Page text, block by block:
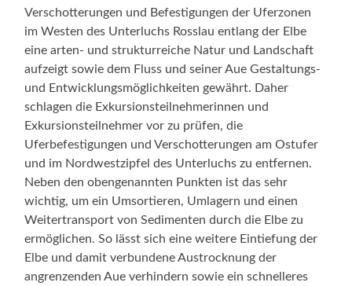
Verschotterungen und Befestigungen der Uferzonen
im Westen des Unterluchs Rosslau entlang der Elbe
eine arten- und strukturreiche Natur und Landschaft
aufzeigt sowie dem Fluss und seiner Aue Gestaltungs-
und Entwicklungsmöglichkeiten gewährt. Daher
schlagen die Exkursionsteilnehmerinnen und
Exkursionsteilnehmer vor zu prüfen, die
Uferbefestigungen und Verschotterungen am Ostufer
und im Nordwestzipfel des Unterluchs zu entfernen.
Neben den obengenannten Punkten ist das sehr
wichtig, um ein Umsortieren, Umlagern und einen
Weitertransport von Sedimenten durch die Elbe zu
ermöglichen. So lässt sich eine weitere Eintiefung der
Elbe und damit verbundene Austrocknung der
angrenzenden Aue verhindern sowie ein schnelleres